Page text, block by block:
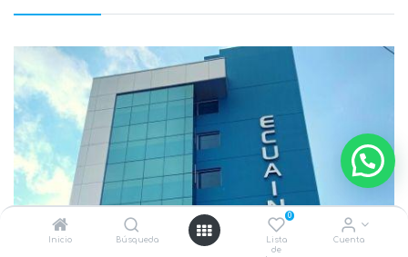
Inicio Búsqueda
0
Lista
de
Cuenta